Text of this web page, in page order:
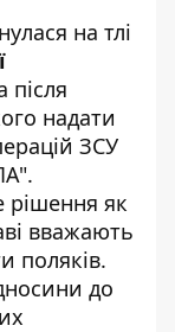
на тлі
після
надати
ЗСУ
рішення як
вважають
поляків.
до